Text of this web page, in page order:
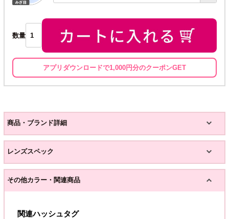
数量
アプリダウンロードで1,000円分のクーポンGET
商品・ブランド詳細
レンズスペック
その他カラー・関連商品
関連ハッシュタグ